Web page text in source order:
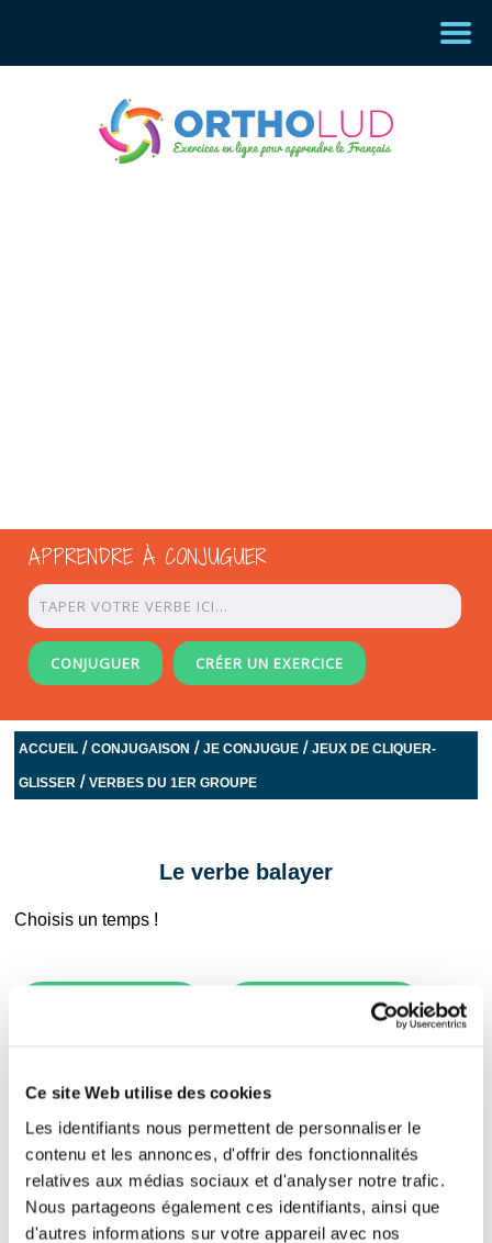
Ce site Web utilise des cookies
Les identifiants nous permettent de personnaliser le
contenu et les annonces, d'offrir des fonctionnalités
relatives aux médias sociaux et d'analyser notre trafic.
Nous partageons également ces identifiants, ainsi que
d'autres informations sur votre appareil avec nos
APPRENDRE À CONJUGUER
CONJUGUER CRÉER UN EXERCICE
ACCUEIL /CONJUGAISON /JE CONJUGUE /JEUX DE CLIQUER-
GLISSER /VERBES DU 1ER GROUPE
Le verbe balayer
Choisis un temps !
IMPARFAIT DE L'INDICATIF
PLUS-QUE-PARFAIT FUTUR ANTÉRIEUR
PASSÉ ANTÉRIEUR PRÉSENT DU CONDITIONNEL